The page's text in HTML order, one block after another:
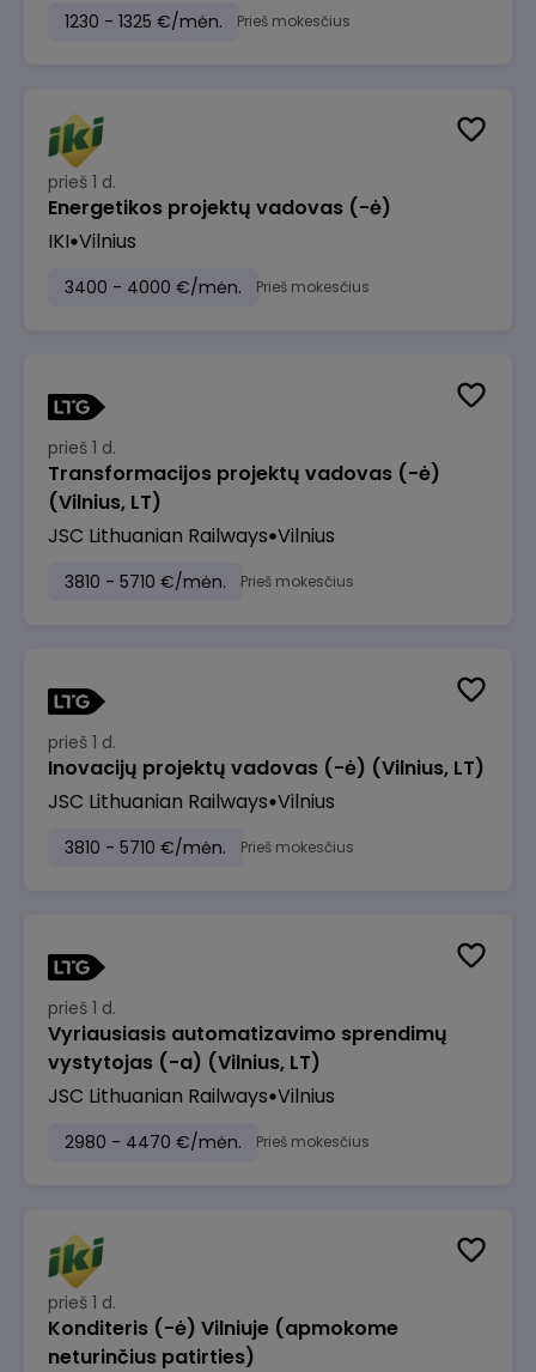
1230 - 1325 €/mėn. Prieš mokesčius
prieš 1 d.
Energetikos projektų vadovas (-ė)
IKI Vilnius
3400 - 4000 €/mėn. Prieš mokesčius
prieš 1 d.
Transformacijos projektų vadovas (-ė)
(Vilnius, LT)
JSC Lithuanian Railways Vilnius
3810 - 5710 €/mėn. Prieš mokesčius
prieš 1 d.
Inovacijų projektų vadovas (-ė) (Vilnius, LT)
JSC Lithuanian Railways Vilnius
3810 - 5710 €/mėn. Prieš mokesčius
prieš 1 d.
Vyriausiasis automatizavimo sprendimų
vystytojas (-a) (Vilnius, LT)
JSC Lithuanian Railways Vilnius
2980 - 4470 €/mėn. Prieš mokesčius
prieš 1 d.
Konditeris (-ė) Vilniuje (apmokome
neturinčius patirties)